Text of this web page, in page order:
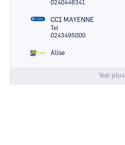
0240446341
CCI MAYENNE
Tel
0243495000
Alise
Voir plus